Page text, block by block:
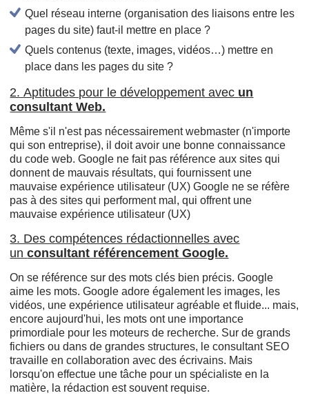
Quel réseau interne (organisation des liaisons entre les
pages du site) faut-il mettre en place ?
Quels contenus (texte, images, vidéos…) mettre en
place dans les pages du site ?
2. Aptitudes pour le développement avec un
consultant Web.
Même s'il n'est pas nécessairement webmaster (n'importe
qui son entreprise), il doit avoir une bonne connaissance
du code web. Google ne fait pas référence aux sites qui
donnent de mauvais résultats, qui fournissent une
mauvaise expérience utilisateur (UX) Google ne se réfère
pas à des sites qui performent mal, qui offrent une
mauvaise expérience utilisateur (UX)
3. Des compétences rédactionnelles avec
unconsultant référencement Google.
On se référence sur des mots clés bien précis. Google
aime les mots. Google adore également les images, les
vidéos, une expérience utilisateur agréable et fluide... mais,
encore aujourd'hui, les mots ont une importance
primordiale pour les moteurs de recherche. Sur de grands
fichiers ou dans de grandes structures, le consultant SEO
travaille en collaboration avec des écrivains. Mais
lorsqu'on effectue une tâche pour un spécialiste en la
matière, la rédaction est souvent requise.